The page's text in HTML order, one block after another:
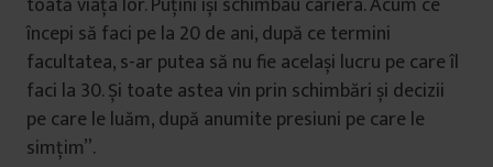
începi să faci pe la 20 de ani, după ce termini
facultatea, s-ar putea să nu fie același lucru pe care îl
faci la 30. Și toate astea vin prin schimbări și decizii
pe care le luăm, după anumite presiuni pe care le
simțim”.